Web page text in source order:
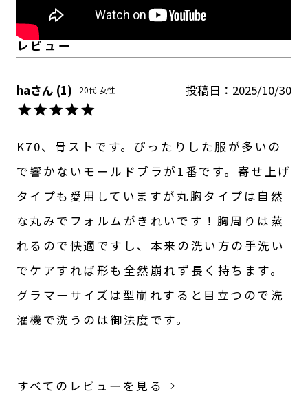
ha 1 20代 女性 投稿日 2025/10/30
K70、骨ストです。ぴったりした服が多いの
で響かないモールドブラが1番です。寄せ上げ
タイプも愛用していますが丸胸タイプは自然
な丸みでフォルムがきれいです！胸周りは蒸
れるので快適ですし、本来の洗い方の手洗い
でケアすれば形も全然崩れず長く持ちます。
グラマーサイズは型崩れすると目立つので洗
濯機で洗うのは御法度です。
すべてのレビューを見る